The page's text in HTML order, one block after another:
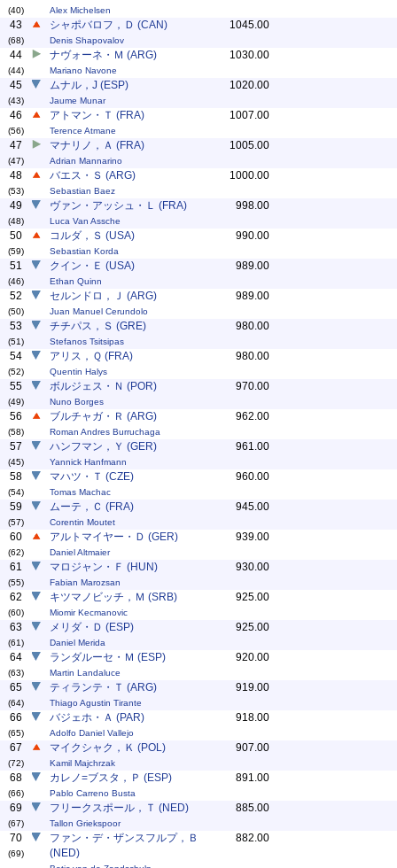
(40) Alex Michelsen
43
(68)
シャポバロフ，Ｄ (CAN)
Denis Shapovalov
1045.00
44
(44)
ナヴォーネ・Ｍ (ARG)
Mariano Navone
1030.00
45
(43)
ムナル，J (ESP)
Jaume Munar
1020.00
46
(56)
アトマン・Ｔ (FRA)
Terence Atmane
1007.00
47
(47)
マナリノ，Ａ (FRA)
Adrian Mannarino
1005.00
48
(53)
バエス・Ｓ (ARG)
Sebastian Baez
1000.00
49
(48)
ヴァン・アッシュ・Ｌ (FRA)
Luca Van Assche
998.00
50
(59)
コルダ，Ｓ (USA)
Sebastian Korda
990.00
51
(46)
クイン・Ｅ (USA)
Ethan Quinn
989.00
52
(50)
セルンドロ，Ｊ (ARG)
Juan Manuel Cerundolo
989.00
53
(51)
チチパス，Ｓ (GRE)
Stefanos Tsitsipas
980.00
54
(52)
アリス，Ｑ (FRA)
Quentin Halys
980.00
55
(49)
ボルジェス・Ｎ (POR)
Nuno Borges
970.00
56
(58)
ブルチャガ・Ｒ (ARG)
Roman Andres Burruchaga
962.00
57
(45)
ハンフマン，Ｙ (GER)
Yannick Hanfmann
961.00
58
(54)
マハツ・Ｔ (CZE)
Tomas Machac
960.00
59
(57)
ムーテ，Ｃ (FRA)
Corentin Moutet
945.00
60
(62)
アルトマイヤー・Ｄ (GER)
Daniel Altmaier
939.00
61
(55)
マロジャン・Ｆ (HUN)
Fabian Marozsan
930.00
62
(60)
キツマノビッチ，Ｍ (SRB)
Miomir Kecmanovic
925.00
63
(61)
メリダ・Ｄ (ESP)
Daniel Merida
925.00
64
(63)
ランダルーセ・Ｍ (ESP)
Martin Landaluce
920.00
65
(64)
ティランテ・Ｔ (ARG)
Thiago Agustin Tirante
919.00
66
(65)
バジェホ・Ａ (PAR)
Adolfo Daniel Vallejo
918.00
67
(72)
マイクシャク，Ｋ (POL)
Kamil Majchrzak
907.00
68
(66)
カレノ=ブスタ，Ｐ (ESP)
Pablo Carreno Busta
891.00
69
(67)
フリークスポール，Ｔ (NED)
Tallon Griekspoor
885.00
70
(69)
ファン・デ・ザンスフルプ，Ｂ
(NED)
882.00